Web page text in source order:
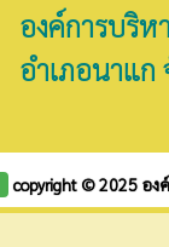
องค์การบริ
อำเภอนาแ
copyright © 2025 อง